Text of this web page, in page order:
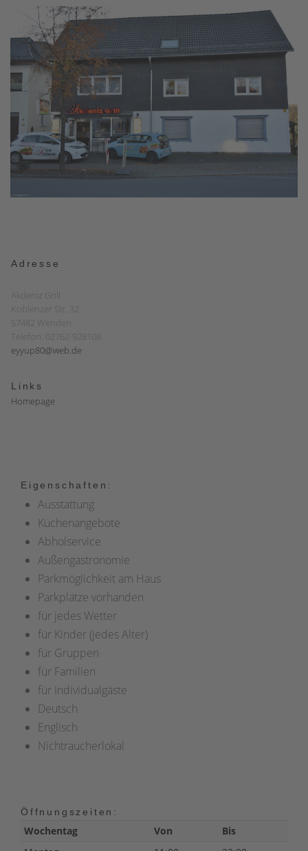
Adresse
Akdeniz Grill
Koblenzer Str. 32
57482 Wenden
Telefon: 02762-928108
eyyup80@web.de
Links
Homepage
Eigenschaften:
Ausstattung
Küchenangebote
Abholservice
Außengastronomie
Parkmöglichkeit am Haus
Parkplätze vorhanden
für jedes Wetter
für Kinder (jedes Alter)
für Gruppen
für Familien
für Individualgäste
Deutsch
Englisch
Nichtraucherlokal
Öffnungszeiten:
Wochentag Von
Bis